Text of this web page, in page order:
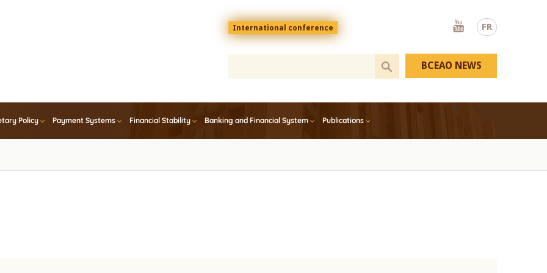
FR
Menu
top
En
International conference
Youtube
Policy Payment Systems Financial Stability Banking and Financial System Publications
BCEAO NEWS